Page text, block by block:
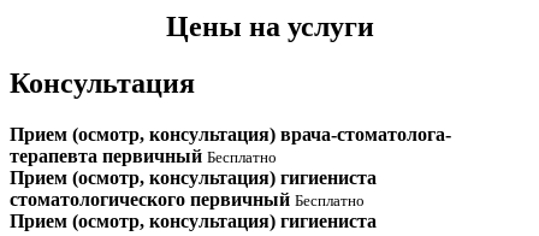
Цены на услуги
Консультация
Прием (осмотр, консультация) врача-стоматолога-
терапевта первичный Бесплатно
Прием (осмотр, консультация) гигиениста
стоматологического первичный Бесплатно
Прием (осмотр, консультация) гигиениста